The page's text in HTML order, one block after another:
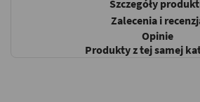
Szczegóły
Zalecenia i
Opinie
Produkty z tej samej